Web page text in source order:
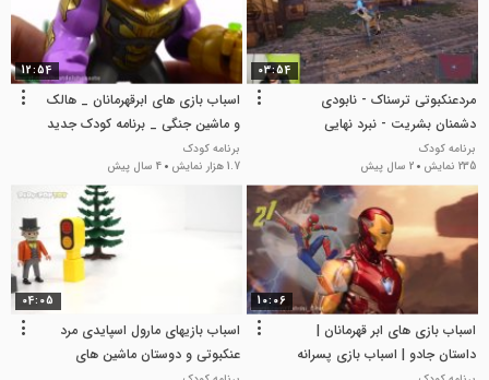
03:54
مردعنکبوتی ترسناک - نابودی
دشمنان بشریت - نبرد نهایی
مردعنکبوتی مرد عنکبوتی
برنامه کودک
235 نمایش
2 سال پیش
12:54
اسباب بازی های ابرقهرمانان _ هالک
و ماشین جنگی _ برنامه کودک جدید
برنامه کودک
1.7 هزار نمایش
4 سال پیش
10:06
اسباب بازی های ابر قهرمانان |
داستان جادو | اسباب بازی پسرانه
04:05
اسباب بازیهای مارول اسپایدی مرد
عنکبوتی و دوستان ماشین های